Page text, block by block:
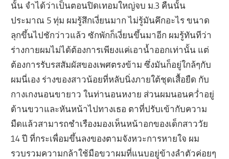
นั้น จำได้ว่าเป็นตอนปิดเทอมใหญ่จบ ม.3 คืนนั้น
ประมาณ 5 ทุ่ม ผมรู้สึกเงี่ยนมาก ไม่รู้มันคึกอะไร ขนาด
ลุกขึ้นไปชักว่าวแล้ว ซักพักก็เงี่ยนขึ้นมาอีก ผมรู้ทันทีว่า
ร่างกายผมไม่ได้ต้องการเพียงแค่เอาน้ำออกเท่านั้น แต่
ต้องการรับรสสัมผัสของเพศตรงข้าม ซึ่งมันก็อยู่ใกล้ๆกับ
ผมนี่เอง ร่างของสาวน้อยที่หลับนิ่งภายใต้ชุดเสื้อยืด กับ
กางเกงนอนขายาว ในท่านอนหงาย ส่วนผมนอนคว่ำอยู่
ด้านขวาและหันหน้าไปทางเธอ ตาที่ปรับเข้ากับความ
มืดแล้วสามารถชำเรืองมองเห็นหน้าอกของเด็กสาววัย
14 ปี ที่กระเพื่อมขึ้นลงของตามจังหวะการหายใจ ผม
รวบรวมความกล้าใช้มือขวาผมที่แนบอยู่ข้างลำตัวค่อยๆ